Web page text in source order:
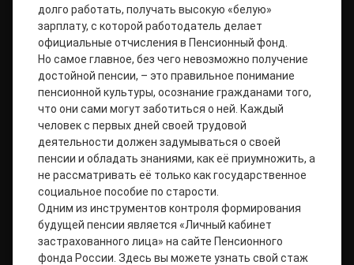
долго работать, получать высокую «белую»
зарплату, с которой работодатель делает
официальные отчисления в Пенсионный фонд.
Но самое главное, без чего невозможно получение
достойной пенсии, – это правильное понимание
пенсионной культуры, осознание гражданами того,
что они сами могут заботиться о ней. Каждый
человек с первых дней своей трудовой
деятельности должен задумываться о своей
пенсии и обладать знаниями, как её приумножить, а
не рассматривать её только как государственное
социальное пособие по старости.
Одним из инструментов контроля формирования
будущей пенсии является «Личный кабинет
застрахованного лица» на сайте Пенсионного
фонда России. Здесь вы можете узнать свой стаж